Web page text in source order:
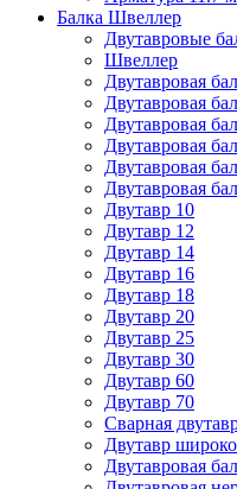
Балка Швеллер
Двутавровые
Швеллер
Двутавровая
Двутавровая
Двутавровая
Двутавровая
Двутавровая
Двутавровая
Двутавр 10
Двутавр 12
Двутавр 14
Двутавр 16
Двутавр 18
Двутавр 20
Двутавр 25
Двутавр 30
Двутавр 60
Двутавр 70
Сварная
Двутавр
Двутавровая